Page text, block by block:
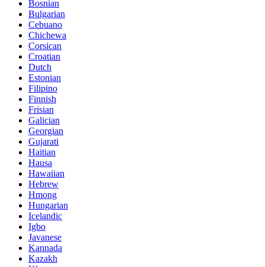
Bosnian
Bulgarian
Cebuano
Chichewa
Corsican
Croatian
Dutch
Estonian
Filipino
Finnish
Frisian
Galician
Georgian
Gujarati
Haitian
Hausa
Hawaiian
Hebrew
Hmong
Hungarian
Icelandic
Igbo
Javanese
Kannada
Kazakh